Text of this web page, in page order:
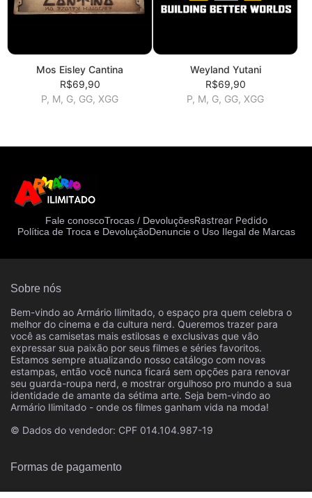
Mos Eisley Cantina
R$69,90
P, M, G, GG, XGG
Weyland Yutani
R$69,90
P, M, G, GG, XGG
Fale conoscoTrocas / DevoluçõesRastrear Pedido
Política de Troca e DevoluçãoDenuncie o Uso Ilegal de Marcas
Sobre nós
Bem-vindo ao Armário Ilimitado, o espaço pra quem celebra o
melhor do cinema e da cultura nerd. Queremos trazer para
você as camisetas mais estilosas e exclusivas que vão
expressar sua paixão por seus filmes e séries favoritos.
Estamos sempre atualizando nosso catálogo com novas
estampas, então você nunca ficará sem opções para renovar
seu guarda-roupa nerd, e mostrar orgulhoso pro mundo a sua
identidade de amante da sétima arte. Seja bem-vindo ao
Armário Ilimitado - onde os filmes ganham vida na moda!
© Dados do vendedor: CPF 014.104.987-19
Formas de pagamento